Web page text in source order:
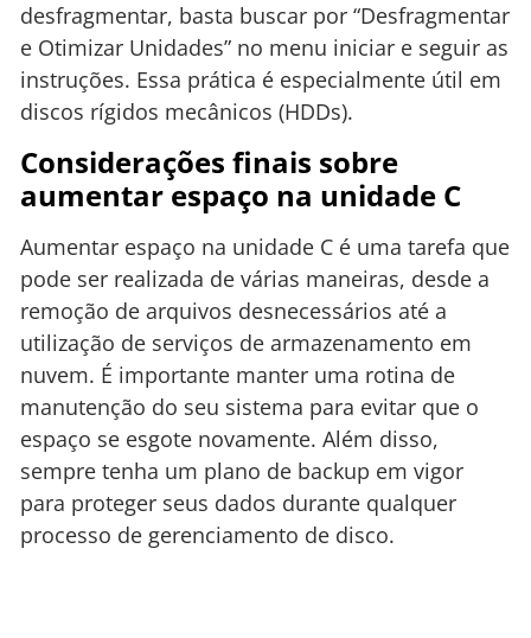
desfragmentar, basta buscar por “Desfragmentar
e Otimizar Unidades” no menu iniciar e seguir as
instruções. Essa prática é especialmente útil em
discos rígidos mecânicos (HDDs).
Considerações finais sobre
aumentar espaço na unidade C
Aumentar espaço na unidade C é uma tarefa que
pode ser realizada de várias maneiras, desde a
remoção de arquivos desnecessários até a
utilização de serviços de armazenamento em
nuvem. É importante manter uma rotina de
manutenção do seu sistema para evitar que o
espaço se esgote novamente. Além disso,
sempre tenha um plano de backup em vigor
para proteger seus dados durante qualquer
processo de gerenciamento de disco.